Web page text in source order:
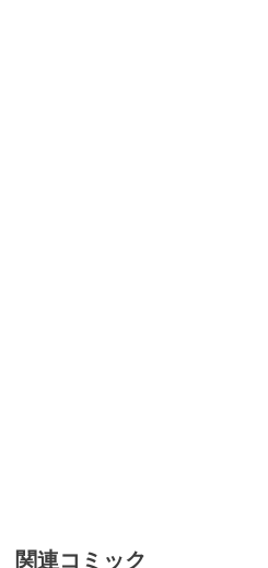
関連コミック